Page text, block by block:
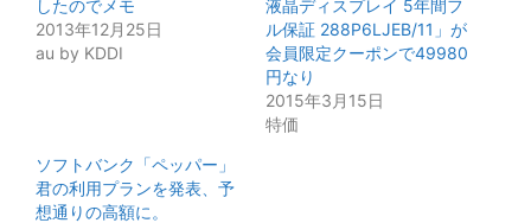
したのでメモ
2013年12月25日
au by KDDI
液晶ディスプレイ 5年間フ
ル保証 288P6LJEB/11」が
会員限定クーポンで49980
円なり
2015年3月15日
特価
ソフトバンク「ペッパー」
君の利用プランを発表、予
想通りの高額に。